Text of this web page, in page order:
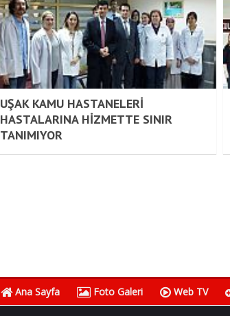
UŞAK KAMU HASTANELERİ
HASTALARINA HİZMETTE SINIR
TANIMIYOR
Ana Sayfa Foto Galeri Web TV